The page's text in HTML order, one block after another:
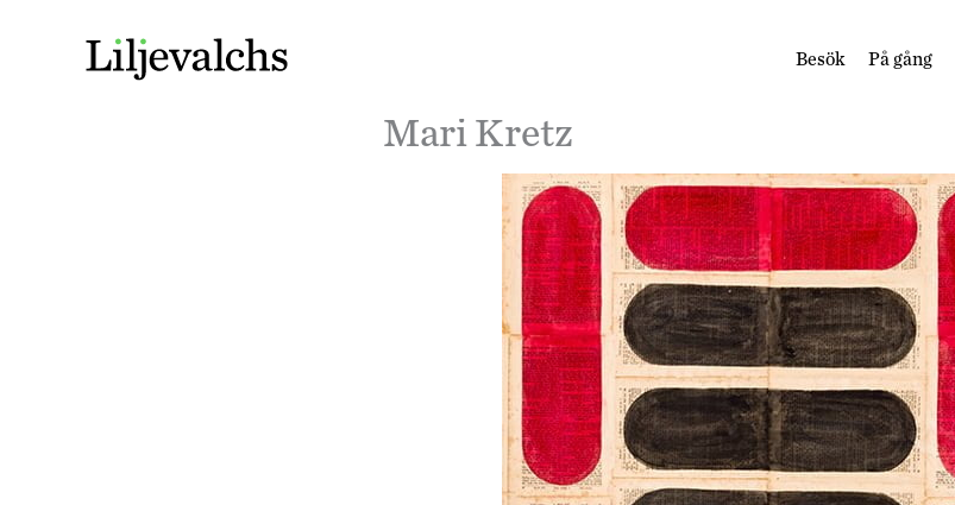
Besök På gång
Mari Kretz